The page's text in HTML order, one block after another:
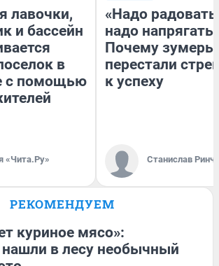
лавочки,
и бассейн
в
с помощью
«Чита.Ру»
«Надо
надо
Почему зумеры
перестали
к успеху
Станислав
РЕКОМЕНДУЕМ
куриное мясо»:
в лесу необычный